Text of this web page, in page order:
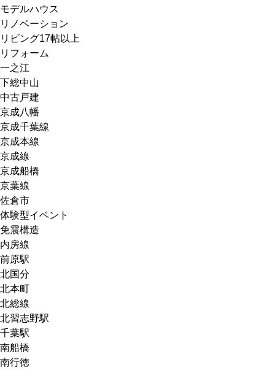
モデルハウス
リノベーション
リビング17帖以上
リフォーム
一之江
下総中山
中古戸建
京成八幡
京成千葉線
京成本線
京成線
京成船橋
京葉線
佐倉市
体験型イベント
免震構造
内房線
前原駅
北国分
北本町
北総線
北習志野駅
千葉駅
南船橋
南行徳